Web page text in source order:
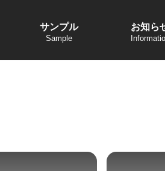
サンプル お知ら